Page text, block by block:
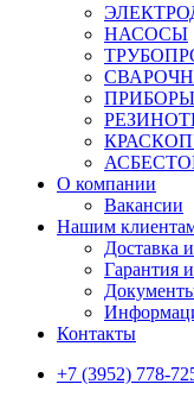
НАСОСЫ
О компании
Вакансии
Нашим
Доставка
Гарантия
Контакты
+7 (3952) 778-